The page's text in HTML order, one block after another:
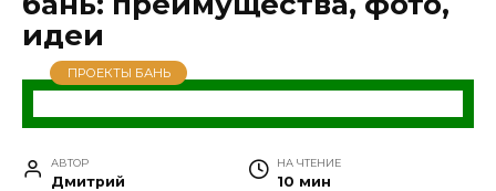
идеи
ПРОЕКТЫ БАНЬ
АВТОР
Дмитрий
НА ЧТЕНИЕ
10 мин